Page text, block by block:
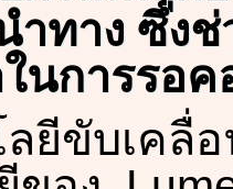
ทาง ซึ่งช่
ในการรอ
ลยีขับเคลื่